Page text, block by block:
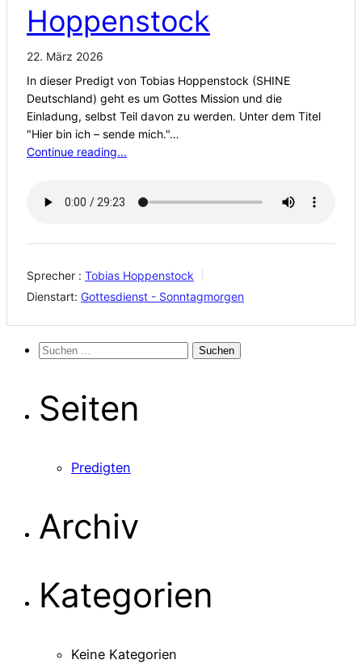
Hoppenstock
22. März 2026
In dieser Predigt von Tobias Hoppenstock (SHINE
Deutschland) geht es um Gottes Mission und die
Einladung, selbst Teil davon zu werden. Unter dem Titel
"Hier bin ich – sende mich."…
Continue reading...
Sprecher : Tobias Hoppenstock
Dienstart: Gottesdienst - Sonntagmorgen
Suchen
Seiten
Predigten
Archiv
Kategorien
Keine Kategorien